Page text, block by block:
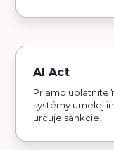
AI Act
Priamo
systémy umelej
určuje sankcie.